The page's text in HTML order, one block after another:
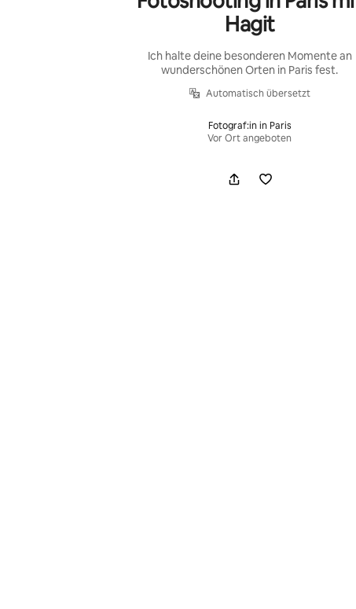
Hagit
Ich halte deine besonderen Momente an
wunderschönen Orten in Paris fest.
Automatisch übersetzt
Fotograf:in in Paris
Vor Ort angeboten